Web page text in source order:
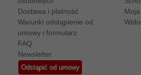
Dostawa i platność
Warunki odstąpienie od
umowy i formularz
FAQ
Newsletter
Odstąpić od umowy